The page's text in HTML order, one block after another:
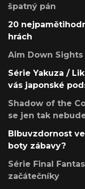
špatný pán
20
hrách
Aim Down
Série Yakuza /
vás japonské
Shadow of the
se jen tak
Blbuvzdornost
boty zábavy?
Série Final
začátečníky